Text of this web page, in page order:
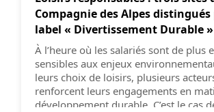
Compagnie des Alpes distingués
label « Divertissement Durable »
À l’heure où les salariés sont de plus
sensibles aux enjeux
leurs choix de loisirs, plusieurs
renforcent leurs engagements en
développement durable. C’est le cas